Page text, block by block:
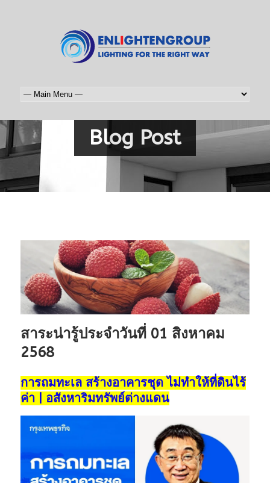
Blog Post
สาระน่ารู้ประจำวันที่ 01 สิงหาคม
2568
การถมทะเล สร้างอาคารชุด ไม่ทำให้ที่ดินไร้
ค่า | อสังหาริมทรัพย์ต่างแดน